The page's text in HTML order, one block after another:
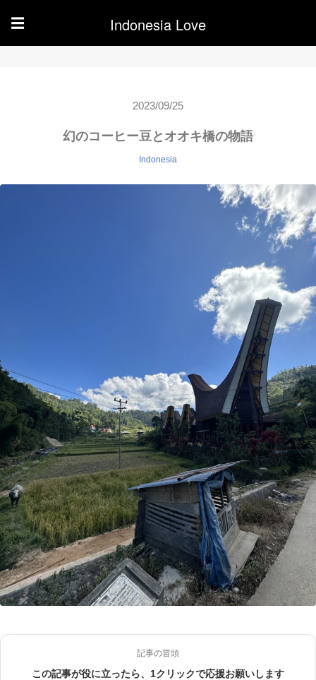
☰ Indonesia Love
2023/09/25
幻のコーヒー豆とオオキ橋の物語
Indonesia
記事の冒頭
この記事が役に立ったら、1クリックで応援お願いします